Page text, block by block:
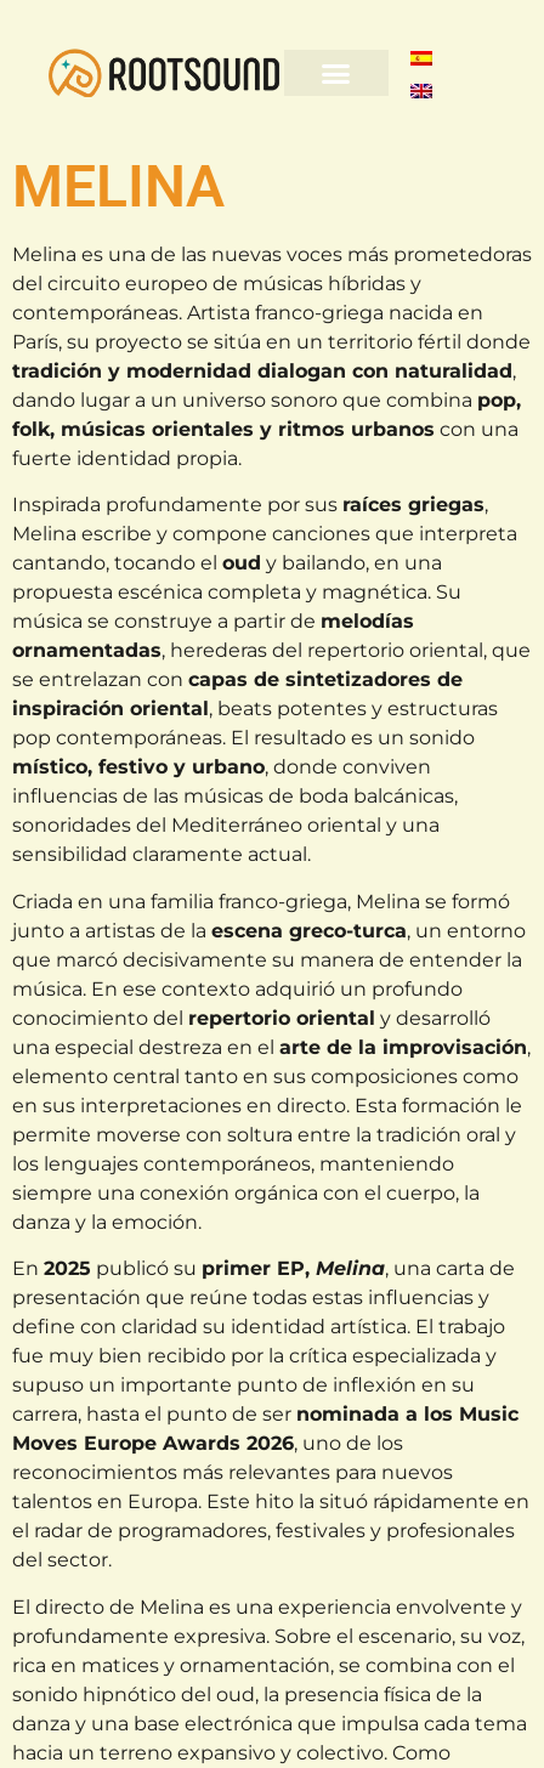
MELINA
Melina es una de las nuevas voces más prometedoras
del circuito europeo de músicas híbridas y
contemporáneas. Artista franco-griega nacida en
París, su proyecto se sitúa en un territorio fértil donde
tradición y modernidad dialogan con naturalidad,
dando lugar a un universo sonoro que combina pop,
folk, músicas orientales y ritmos urbanos con una
fuerte identidad propia.
Inspirada profundamente por sus raíces griegas,
Melina escribe y compone canciones que interpreta
cantando, tocando el oud y bailando, en una
propuesta escénica completa y magnética. Su
música se construye a partir de melodías
ornamentadas, herederas del repertorio oriental, que
se entrelazan con capas de sintetizadores de
inspiración oriental, beats potentes y estructuras
pop contemporáneas. El resultado es un sonido
místico, festivo y urbano, donde conviven
influencias de las músicas de boda balcánicas,
sonoridades del Mediterráneo oriental y una
sensibilidad claramente actual.
Criada en una familia franco-griega, Melina se formó
junto a artistas de la escena greco-turca, un entorno
que marcó decisivamente su manera de entender la
música. En ese contexto adquirió un profundo
conocimiento del repertorio oriental y desarrolló
una especial destreza en el arte de la improvisación,
elemento central tanto en sus composiciones como
en sus interpretaciones en directo. Esta formación le
permite moverse con soltura entre la tradición oral y
los lenguajes contemporáneos, manteniendo
siempre una conexión orgánica con el cuerpo, la
danza y la emoción.
En 2025 publicó su primer EP, Melina, una carta de
presentación que reúne todas estas influencias y
define con claridad su identidad artística. El trabajo
fue muy bien recibido por la crítica especializada y
supuso un importante punto de inflexión en su
carrera, hasta el punto de ser nominada a los Music
Moves Europe Awards 2026, uno de los
reconocimientos más relevantes para nuevos
talentos en Europa. Este hito la situó rápidamente en
el radar de programadores, festivales y profesionales
del sector.
El directo de Melina es una experiencia envolvente y
profundamente expresiva. Sobre el escenario, su voz,
rica en matices y ornamentación, se combina con el
sonido hipnótico del oud, la presencia física de la
danza y una base electrónica que impulsa cada tema
hacia un terreno expansivo y colectivo. Como